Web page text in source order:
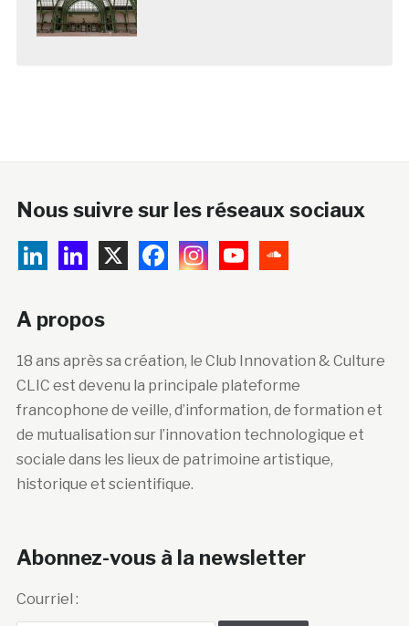
Nous suivre sur les réseaux sociaux
A propos
18 ans après sa création, le Club Innovation & Culture
CLIC est devenu la principale plateforme
francophone de veille, d’information, de formation et
de mutualisation sur l’innovation technologique et
sociale dans les lieux de patrimoine artistique,
historique et scientifique.
Abonnez-vous à la newsletter
Courriel :